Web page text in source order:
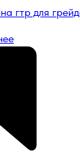
гтр для